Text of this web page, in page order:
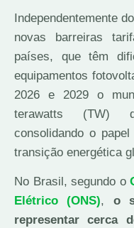
Independentemente
novas barreiras
países, que têm
equipamentos
2026 e 2029 o
terawatts (TW)
consolidando o
transição energética
No Brasil, segundo o
Elétrico (ONS), o
representar cerca